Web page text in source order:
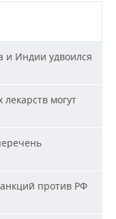
и Индии удвоился
могут
против РФ